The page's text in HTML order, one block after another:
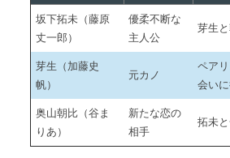
坂下拓未（藤原
丈一郎）
優柔不断な
主人公
芽生
芽生（加藤史
帆）
元カノ
ペア
会いに
奥山朝比（谷ま
りあ）
新たな恋の
相手
拓未